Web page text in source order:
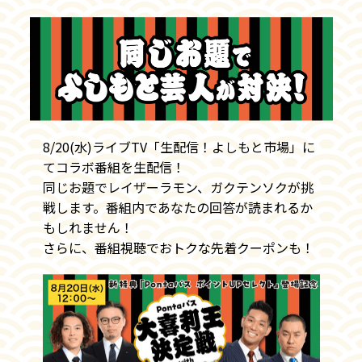
8/20(水)ライブTV「生配信！よしもと市場」に
てコラボ番組を生配信！
同じお題でレイザーラモン、ガクテンソクが挑
戦します。番組内であなたの回答が読まれるか
もしれません！
さらに、番組視聴でおトクな先着クーポンも！